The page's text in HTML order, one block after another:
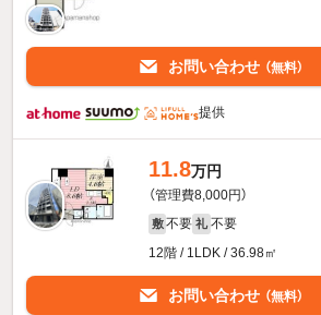
お問い合わせ （無料）
提供
11.8万円
（管理費8,000円）
敷 不要 礼 不要
12階 / 1LDK / 36.98㎡
お問い合わせ （無料）